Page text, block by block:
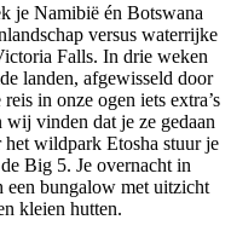
je Namibië én Botswana
versus waterrijke
Falls. In drie weken
landen, afgewisseld door
in onze ogen iets extra’s
wij vinden dat je ze gedaan
wildpark Etosha stuur je
Big 5. Je overnacht in
een bungalow met uitzicht
kleien hutten.